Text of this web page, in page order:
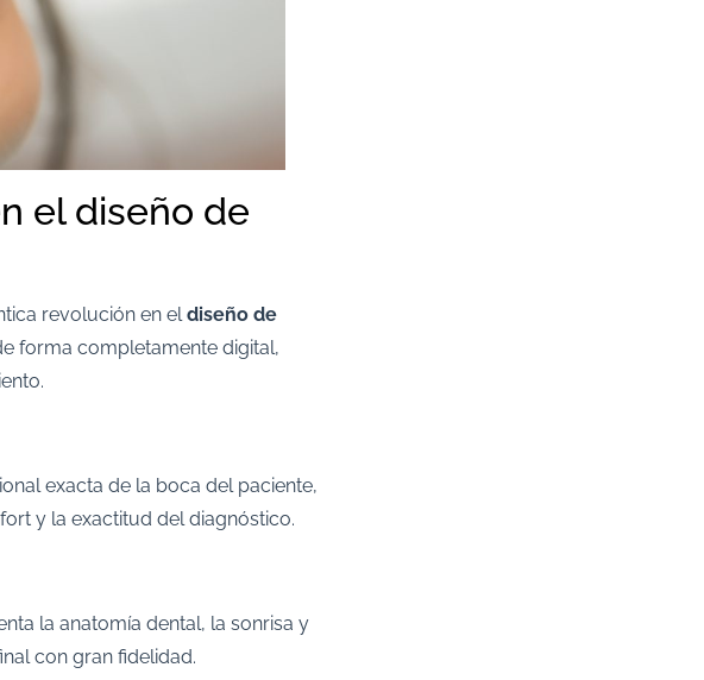
el diseño de
revolución en el diseño de
forma completamente digital,
exacta de la boca del paciente,
y la exactitud del diagnóstico.
la anatomía dental, la sonrisa y
con gran fidelidad.